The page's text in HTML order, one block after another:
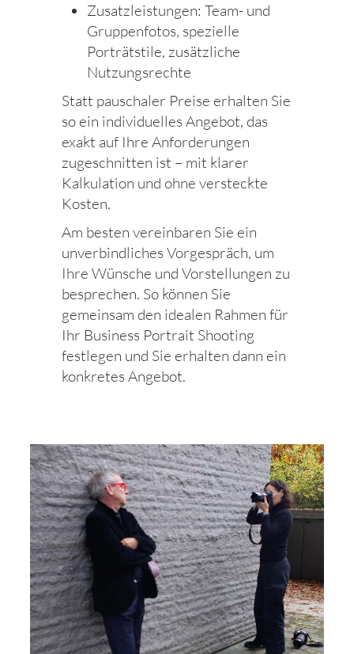
Zusatzleistungen: Team- und
Gruppenfotos, spezielle
Porträtstile, zusätzliche
Nutzungsrechte
Statt pauschaler Preise erhalten Sie
so ein individuelles Angebot, das
exakt auf Ihre Anforderungen
zugeschnitten ist – mit klarer
Kalkulation und ohne versteckte
Kosten.
Am besten vereinbaren Sie ein
unverbindliches Vorgespräch, um
Ihre Wünsche und Vorstellungen zu
besprechen. So können Sie
gemeinsam den idealen Rahmen für
Ihr Business Portrait Shooting
festlegen und Sie erhalten dann ein
konkretes Angebot.